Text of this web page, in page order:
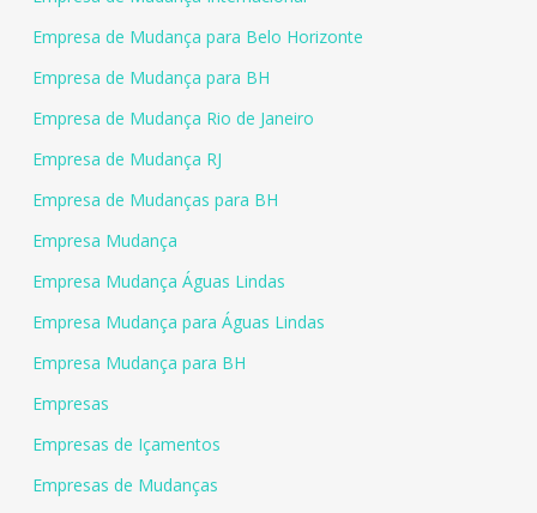
Empresa de Mudança para Belo Horizonte
Empresa de Mudança para BH
Empresa de Mudança Rio de Janeiro
Empresa de Mudança RJ
Empresa de Mudanças para BH
Empresa Mudança
Empresa Mudança Águas Lindas
Empresa Mudança para Águas Lindas
Empresa Mudança para BH
Empresas
Empresas de Içamentos
Empresas de Mudanças